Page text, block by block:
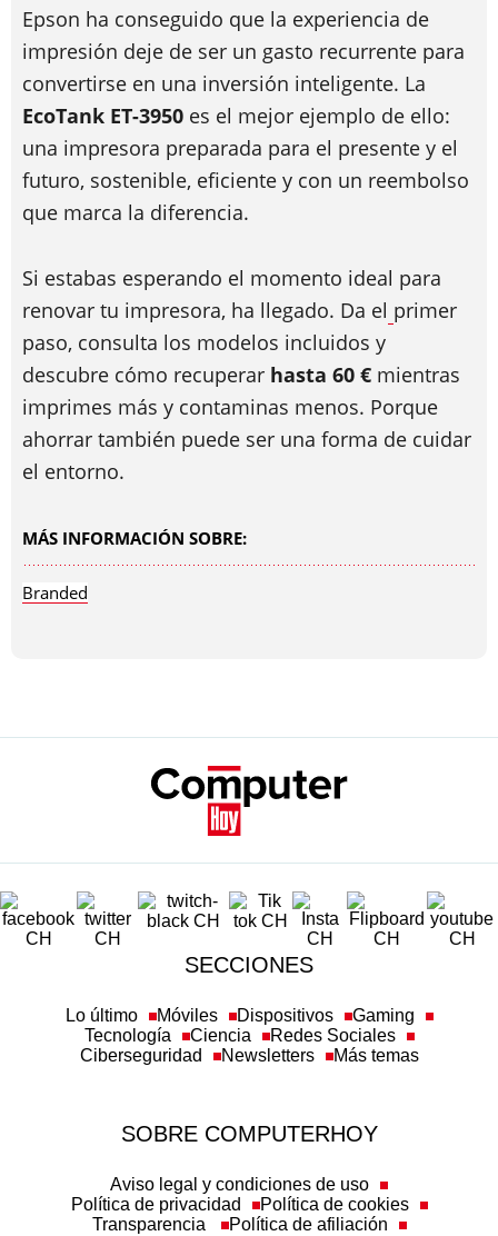
Epson ha conseguido que la experiencia de
impresión deje de ser un gasto recurrente para
convertirse en una inversión inteligente. La
EcoTank ET-3950 es el mejor ejemplo de ello:
una impresora preparada para el presente y el
futuro, sostenible, eficiente y con un reembolso
que marca la diferencia.
Si estabas esperando el momento ideal para
renovar tu impresora, ha llegado. Da el primer
paso, consulta los modelos incluidos y
descubre cómo recuperar hasta 60 € mientras
imprimes más y contaminas menos. Porque
ahorrar también puede ser una forma de cuidar
el entorno.
MÁS INFORMACIÓN SOBRE:
Branded
SECCIONES
Lo último Móviles Dispositivos
Gaming
Tecnología
Ciencia
Redes Sociales
Ciberseguridad
Newsletters Más temas
SOBRE COMPUTERHOY
Aviso legal y condiciones de uso
Política de privacidad
Política de cookies
Transparencia
Política de afiliación